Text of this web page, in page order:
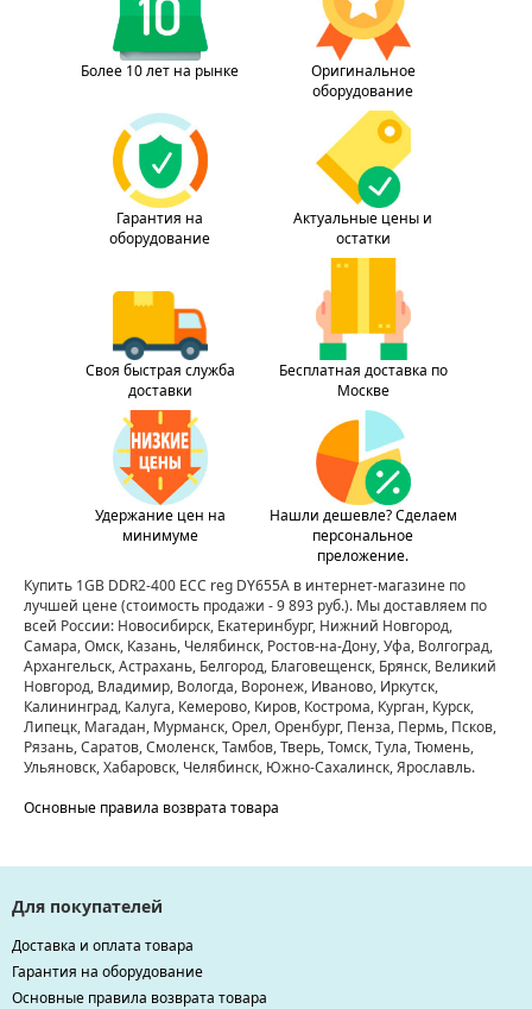
Более 10 лет на рынке
Оригинальное
оборудование
Гарантия на
оборудование
Актуальные цены и
остатки
Своя быстрая служба
доставки
Бесплатная доставка по
Москве
Удержание цен на
минимуме
Нашли дешевле? Сделаем
персональное
преложение.
Купить 1GB DDR2-400 ECC reg DY655A в интернет-магазине по
лучшей цене(стоимость продажи - 9 893 руб.). Мы доставляем по
всей России: Новосибирск, Екатеринбург, Нижний Новгород,
Самара, Омск, Казань, Челябинск, Ростов-на-Дону, Уфа, Волгоград,
Архангельск, Астрахань, Белгород, Благовещенск, Брянск, Великий
Новгород, Владимир, Вологда, Воронеж, Иваново, Иркутск,
Калининград, Калуга, Кемерово, Киров, Кострома, Курган, Курск,
Липецк, Магадан, Мурманск, Орел, Оренбург, Пенза, Пермь, Псков,
Рязань, Саратов, Смоленск, Тамбов, Тверь, Томск, Тула, Тюмень,
Ульяновск, Хабаровск, Челябинск, Южно-Сахалинск, Ярославль.
Основные правила возврата товара
Для покупателей
Доставка и оплата товара
Гарантия на оборудование
Основные правила возврата товара